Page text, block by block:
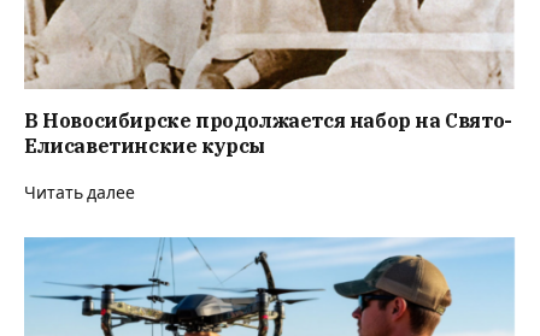
В Новосибирске продолжается набор на Свято-
Елисаветинские курсы
Читать далее